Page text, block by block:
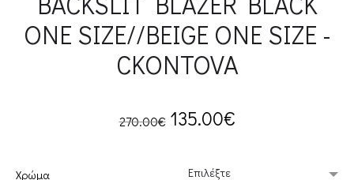
ONE SIZE//BEIGE ONE SIZE -
CKONTOVA
270.00€ Original
135.00€Current
Χρώμα